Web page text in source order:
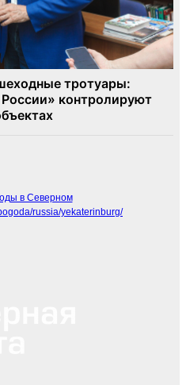
в Северном
russia/yekaterinburg/